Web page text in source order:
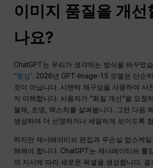
이미지 품질을 개선
나요?
ChatGPT는 우리가 생각하는 방식을 바꾸었
”향상'. 2026년 GPT-Image-1.5 모델은 단순
것이 아닙니다. 시맨틱 재구성을 사용하여 사
지 이해합니다. 사용자가 “화질 개선”을 요청
물체, 조명, 텍스처를 살펴봅니다. 그런 다음
생성하여 더 선명하거나 세밀하게 보이도록
하지만 제너레이티브 편집과 무손실 업스케
해해야 합니다. ChatGPT는 제너레이티브 툴
의 지시에 따라 새로운 픽셀을 생성합니다. 결